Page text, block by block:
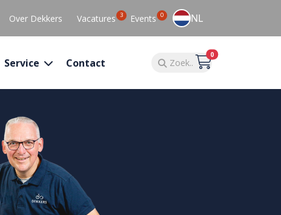
Over Dekkers Vacatures 3 Events 0 NL
Service Contact
0